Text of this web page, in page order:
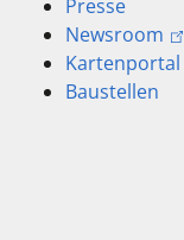
Presse
Newsroom
Kartenportal
Baustellen